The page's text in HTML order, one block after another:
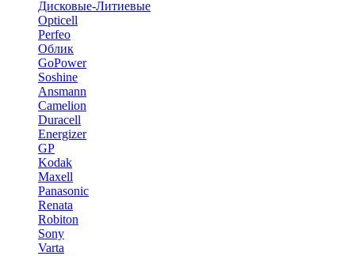
Дисковые-Литиевые
Opticell
Perfeo
Облик
GoPower
Soshine
Ansmann
Camelion
Duracell
Energizer
GP
Kodak
Maxell
Panasonic
Renata
Robiton
Sony
Varta